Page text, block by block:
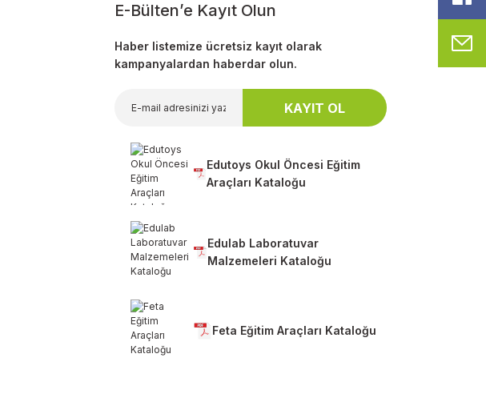
E-Bülten’e Kayıt Olun
Haber listemize ücretsiz kayıt olarak
kampanyalardan haberdar olun.
KAYIT OL
Edutoys Okul Öncesi Eğitim
Araçları Kataloğu
Edulab Laboratuvar
Malzemeleri Kataloğu
Feta Eğitim Araçları Kataloğu